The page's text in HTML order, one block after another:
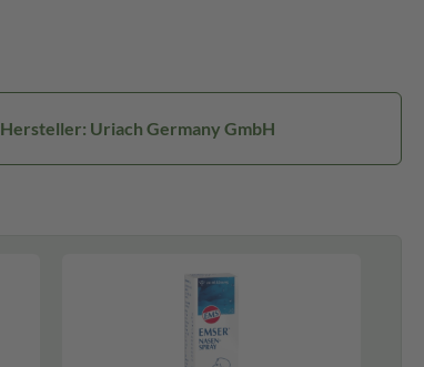
Hersteller: Uriach Germany GmbH